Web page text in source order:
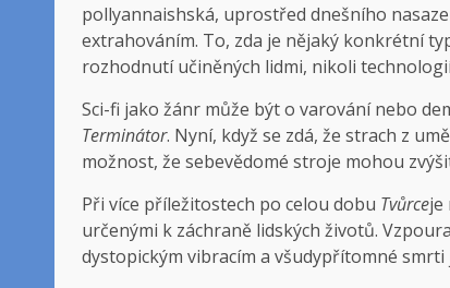
pollyannaishská, uprostřed dnešního
extrahováním. To, zda je nějaký konkrétní
rozhodnutí učiněných lidmi, nikoli
Sci-fi jako žánr může být o varování nebo
Terminátor. Nyní, když se zdá, že strach z
možnost, že sebevědomé stroje mohou
Při více příležitostech po celou dobu Tvůrceje
určenými k záchraně lidských životů.
dystopickým vibracím a všudypřítomné smrti